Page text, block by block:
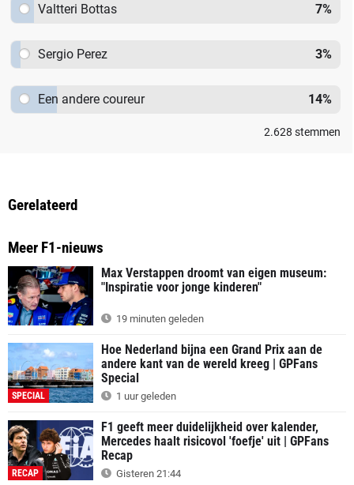
Valtteri Bottas 7%
Sergio Perez 3%
Een andere coureur 14%
2.628 stemmen
Gerelateerd
Meer F1-nieuws
Max Verstappen droomt van eigen museum:
"Inspiratie voor jonge kinderen"
19 minuten geleden
SPECIAL
Hoe Nederland bijna een Grand Prix aan de
andere kant van de wereld kreeg | GPFans
Special
1 uur geleden
RECAP
F1 geeft meer duidelijkheid over kalender,
Mercedes haalt risicovol 'foefje' uit | GPFans
Recap
Gisteren 21:44